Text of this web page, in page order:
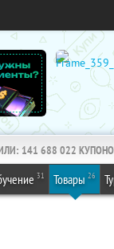
141 688 022
31 Товары 26